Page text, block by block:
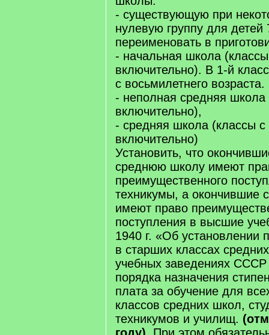
- существующую при
нулевую группу для детей
переименовать в
- начальная школа
включительно). В 1-й
с восьмилетнего возраста.
- неполная средняя школа
включительно),
- средняя школа (классы с
включительно)
Установить, что
среднюю школу имеют
преимущественного
техникумы, а окончившие
имеют право
поступления в высшие
1940 г. «Об установлении
в старших классах
учебных заведениях
порядка назначения
плата за обучение для
классов средних школ,
техникумов и училищ.